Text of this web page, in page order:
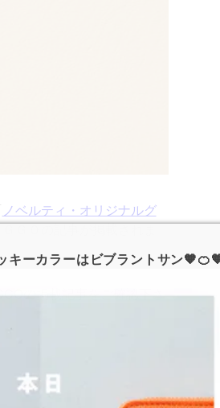
ノベルティ・オリジナルグ
の掲載記事をご確認下さ
キーカラーはビブラントサン